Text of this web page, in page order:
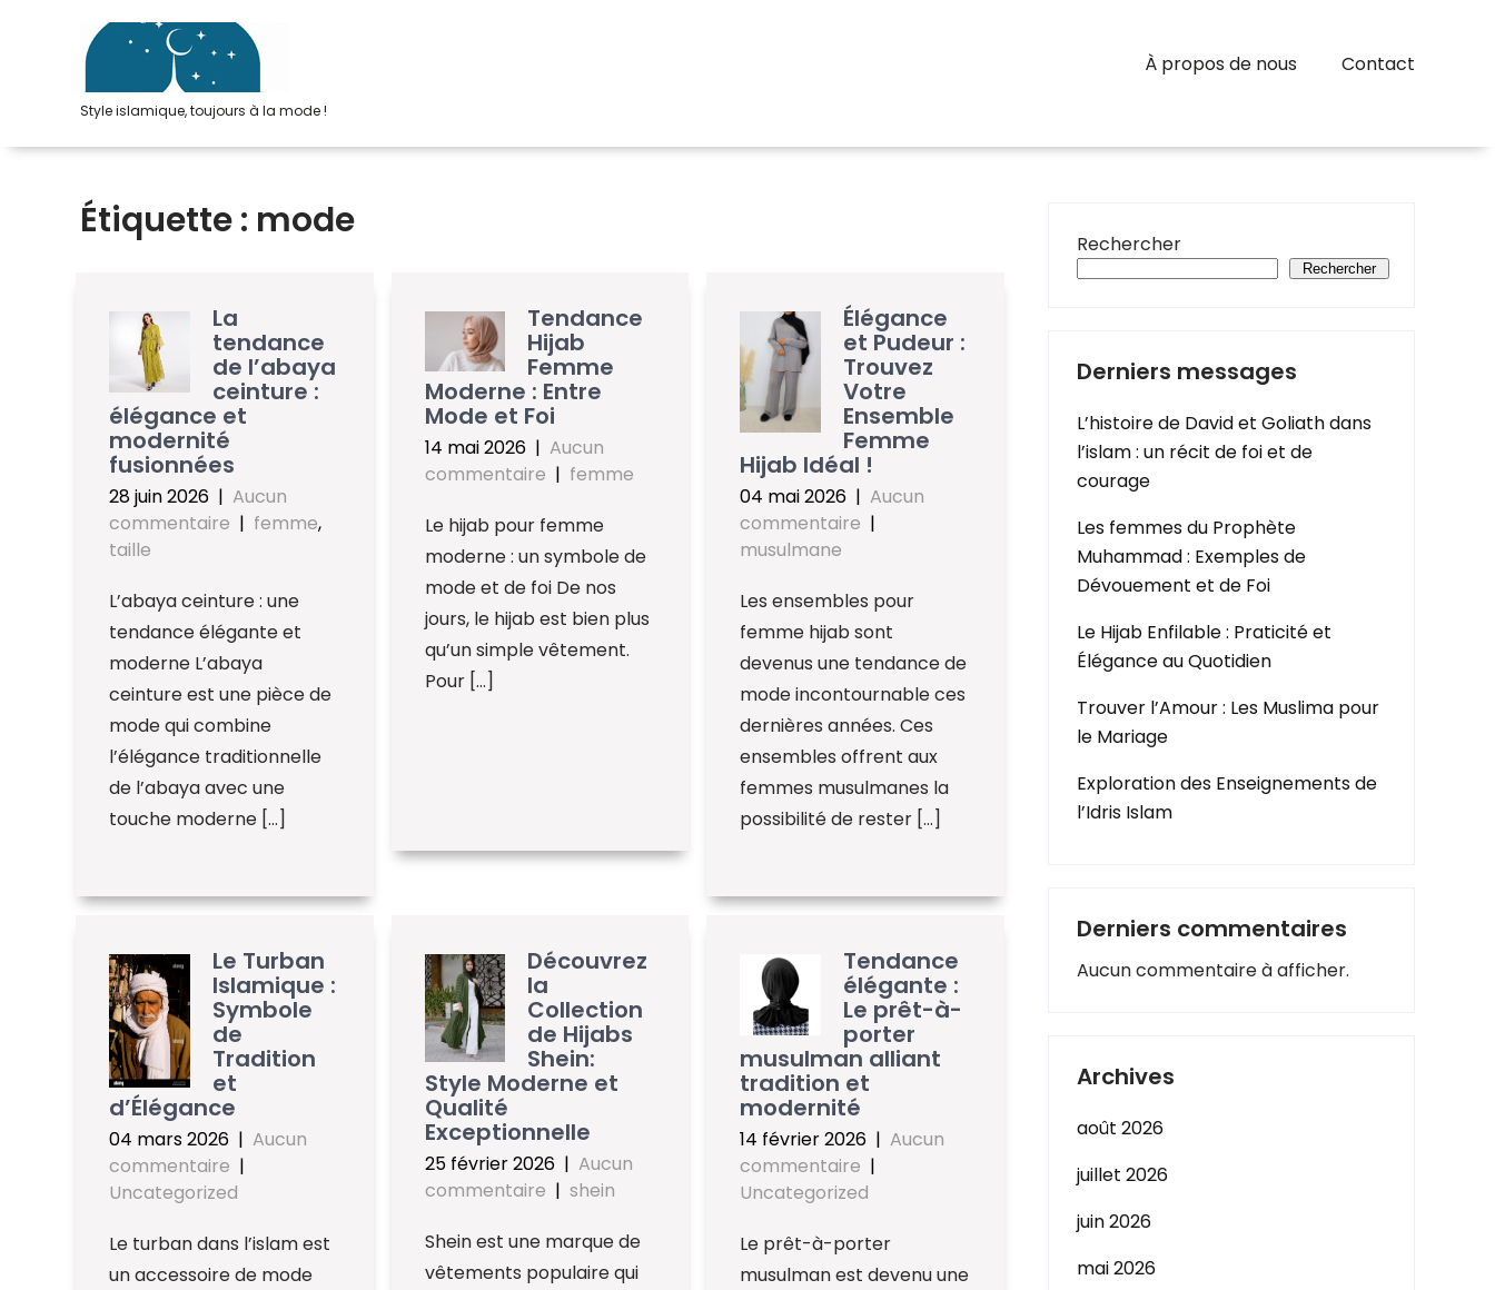
Style islamique, toujours à la mode !
À propos de nous Contact
Étiquette : mode
La
tendance
de l’abaya
ceinture :
élégance et
modernité
fusionnées
28 juin 2026 | Aucun
commentaire | femme,
taille
L’abaya ceinture : une
tendance élégante et
moderne L’abaya
ceinture est une pièce de
mode qui combine
l’élégance traditionnelle
de l’abaya avec une
touche moderne […]
Tendance
Hijab
Femme
Moderne : Entre
Mode et Foi
14 mai 2026 | Aucun
commentaire | femme
Le hijab pour femme
moderne : un symbole de
mode et de foi De nos
jours, le hijab est bien plus
qu’un simple vêtement.
Pour […]
Élégance
et Pudeur :
Trouvez
Votre
Ensemble
Femme
Hijab Idéal !
04 mai 2026 |Aucun
commentaire |
musulmane
Les ensembles pour
femme hijab sont
devenus une tendance de
mode incontournable ces
dernières années. Ces
ensembles offrent aux
femmes musulmanes la
possibilité de rester […]
Le Turban
Islamique :
Symbole
de
Tradition
et
d’Élégance
04 mars 2026 | Aucun
commentaire |
Uncategorized
Le turban dans l’islam est
un accessoire de mode
Découvrez
la
Collection
de Hijabs
Shein:
Style Moderne et
Qualité
Exceptionnelle
25 février 2026 | Aucun
commentaire | shein
Shein est une marque de
vêtements populaire qui
Tendance
élégante :
Le prêt-à-
porter
musulman alliant
tradition et
modernité
14 février 2026 |Aucun
commentaire |
Uncategorized
Le prêt-à-porter
musulman est devenu une
Rechercher
Rechercher
Derniers messages
L’histoire de David et Goliath dans
l’islam : un récit de foi et de
courage
Les femmes du Prophète
Muhammad : Exemples de
Dévouement et de Foi
Le Hijab Enfilable : Praticité et
Élégance au Quotidien
Trouver l’Amour : Les Muslima pour
le Mariage
Exploration des Enseignements de
l’Idris Islam
Derniers commentaires
Aucun commentaire à afficher.
Archives
août 2026
juillet 2026
juin 2026
mai 2026